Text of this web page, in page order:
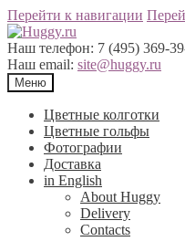
Перейти к навигации
Наш телефон: 7 (495) 369-
Наш email: site@huggy.ru
Меню
Цветные колготки
Цветные гольфы
Фотографии
Доставка
in English
About Huggy
Delivery
Contacts